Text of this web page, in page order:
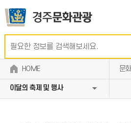
HOME 문
이달의 축제 및 행사